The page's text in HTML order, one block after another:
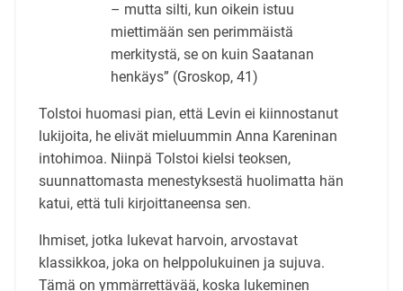
– mutta silti, kun oikein istuu
miettimään sen perimmäistä
merkitystä, se on kuin Saatanan
henkäys” (Groskop, 41)
Tolstoi huomasi pian, että Levin ei kiinnostanut
lukijoita, he elivät mieluummin Anna Kareninan
intohimoa. Niinpä Tolstoi kielsi teoksen,
suunnattomasta menestyksestä huolimatta hän
katui, että tuli kirjoittaneensa sen.
Ihmiset, jotka lukevat harvoin, arvostavat
klassikkoa, joka on helppolukuinen ja sujuva.
Tämä on ymmärrettävää, koska lukeminen